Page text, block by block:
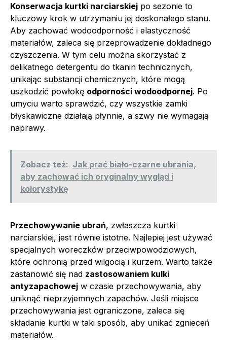
Konserwacja kurtki narciarskiej po sezonie to
kluczowy krok w utrzymaniu jej doskonałego stanu.
Aby zachować wodoodporność i elastyczność
materiałów, zaleca się przeprowadzenie dokładnego
czyszczenia. W tym celu można skorzystać z
delikatnego detergentu do tkanin technicznych,
unikając substancji chemicznych, które mogą
uszkodzić powłokę odporności wodoodpornej. Po
umyciu warto sprawdzić, czy wszystkie zamki
błyskawiczne działają płynnie, a szwy nie wymagają
naprawy.
Zobacz też: Jak prać biało-czarne ubrania,
aby zachować ich oryginalny wygląd i
kolorystykę
Przechowywanie ubrań, zwłaszcza kurtki
narciarskiej, jest równie istotne. Najlepiej jest używać
specjalnych woreczków przeciwpowodziowych,
które ochronią przed wilgocią i kurzem. Warto także
zastanowić się nad zastosowaniem kulki
antyzapachowej w czasie przechowywania, aby
uniknąć nieprzyjemnych zapachów. Jeśli miejsce
przechowywania jest ograniczone, zaleca się
składanie kurtki w taki sposób, aby unikać zgnieceń
materiałów.